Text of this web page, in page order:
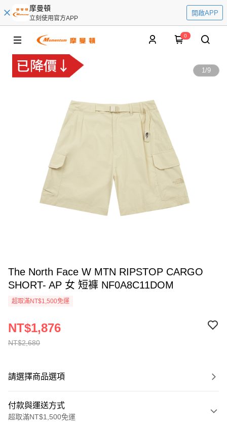
摩曼頓
立刻使用官方APP
開啟APP
0
1/9
The North Face W MTN RIPSTOP CARGO
SHORT- AP 女 短褲 NF0A8C11DOM
超取滿NT$1,500免運
NT$2,680
NT$1,876
請選擇商品選項
付款與運送方式
超取滿NT$1,500免運